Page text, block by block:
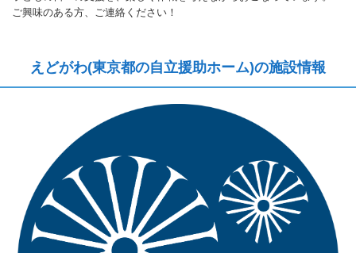
ご興味のある方、ご連絡ください！
えどがわ(東京都の自立援助ホーム)の施設情報